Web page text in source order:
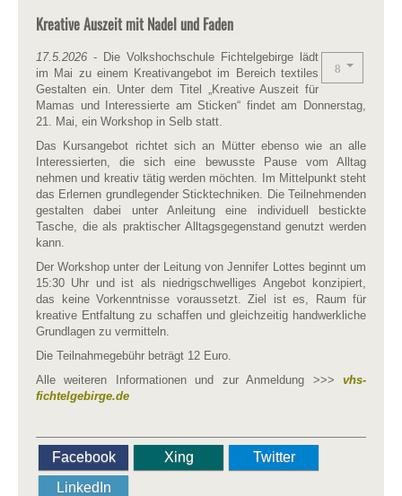
Kreative Auszeit mit Nadel und Faden
17.5.2026 - Die Volkshochschule Fichtelgebirge lädt
im Mai zu einem Kreativangebot im Bereich textiles
Gestalten ein. Unter dem Titel „Kreative Auszeit für
Mamas und Interessierte am Sticken“ findet am Donnerstag,
21. Mai, ein Workshop in Selb statt.
Das Kursangebot richtet sich an Mütter ebenso wie an alle
Interessierten, die sich eine bewusste Pause vom Alltag
nehmen und kreativ tätig werden möchten. Im Mittelpunkt steht
das Erlernen grundlegender Sticktechniken. Die Teilnehmenden
gestalten dabei unter Anleitung eine individuell bestickte
Tasche, die als praktischer Alltagsgegenstand genutzt werden
kann.
Der Workshop unter der Leitung von Jennifer Lottes beginnt um
15:30 Uhr und ist als niedrigschwelliges Angebot konzipiert,
das keine Vorkenntnisse voraussetzt. Ziel ist es, Raum für
kreative Entfaltung zu schaffen und gleichzeitig handwerkliche
Grundlagen zu vermitteln.
Die Teilnahmegebühr beträgt 12 Euro.
Alle weiteren Informationen und zur Anmeldung >>> vhs-
fichtelgebirge.de
Facebook Xing
Twitter
LinkedIn